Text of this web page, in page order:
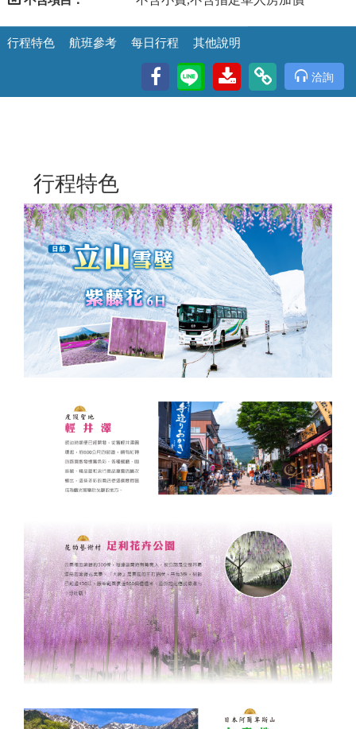
行程特色 航班參考 每日行程 其他說明
洽詢
行程特色